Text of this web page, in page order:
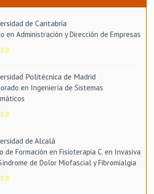
de Cantabria
en Administración y Dirección de Empresas
Politécnica de Madrid
en Ingeniería de Sistemas
de Alcalá
de Formación en Fisioterapia C. en Invasiva
de Dolor Miofascial y Fibromialgia